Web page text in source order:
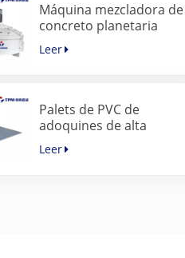
Máquina mezcladora de
concreto planetaria
súper rápida para
máquina de adoquines
Leer
Palets de PVC de
adoquines de alta
calidad para máquina
para fabricar bloques de
Leer